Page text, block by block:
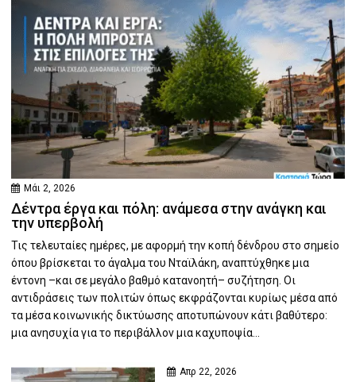
Μάι 2, 2026
Δέντρα έργα και πόλη: ανάμεσα στην ανάγκη και
την υπερβολή
Τις τελευταίες ημέρες, με αφορμή την κοπή δένδρου στο σημείο
όπου βρίσκεται το άγαλμα του Νταϊλάκη, αναπτύχθηκε μια
έντονη –και σε μεγάλο βαθμό κατανοητή– συζήτηση. Οι
αντιδράσεις των πολιτών όπως εκφράζονται κυρίως μέσα από
τα μέσα κοινωνικής δικτύωσης αποτυπώνουν κάτι βαθύτερο:
μια ανησυχία για το περιβάλλον μια καχυποψία...
Απρ 22, 2026